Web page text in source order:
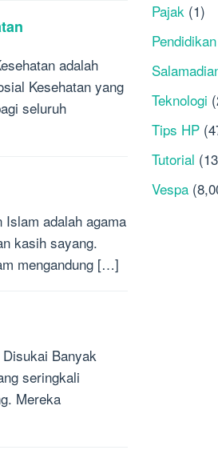
adalah
Kesehatan yang
seluruh
Islam adalah agama
kasih sayang.
mengandung […]
Banyak
seringkali
Mereka
Pajak (1)
Pendidikan
Teknologi
Tips HP
Tutorial
Vespa